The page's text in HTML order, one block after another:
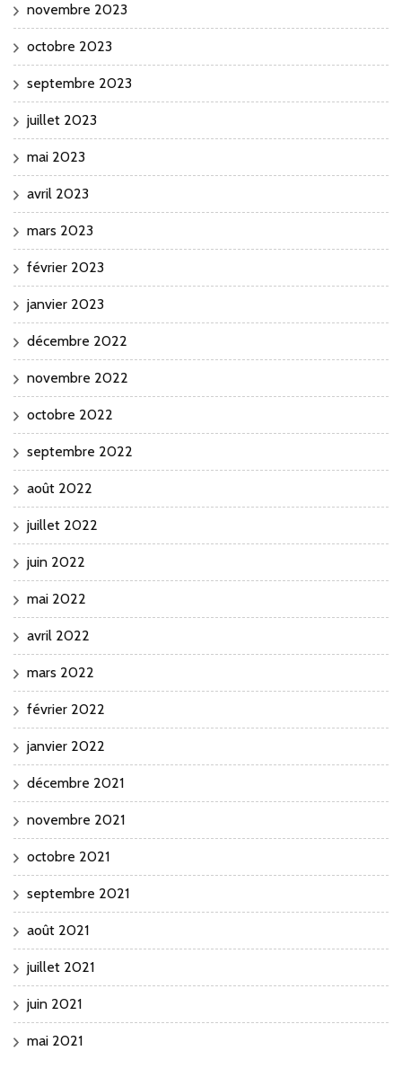
novembre 2023
octobre 2023
septembre 2023
juillet 2023
mai 2023
avril 2023
mars 2023
février 2023
janvier 2023
décembre 2022
novembre 2022
octobre 2022
septembre 2022
août 2022
juillet 2022
juin 2022
mai 2022
avril 2022
mars 2022
février 2022
janvier 2022
décembre 2021
novembre 2021
octobre 2021
septembre 2021
août 2021
juillet 2021
juin 2021
mai 2021